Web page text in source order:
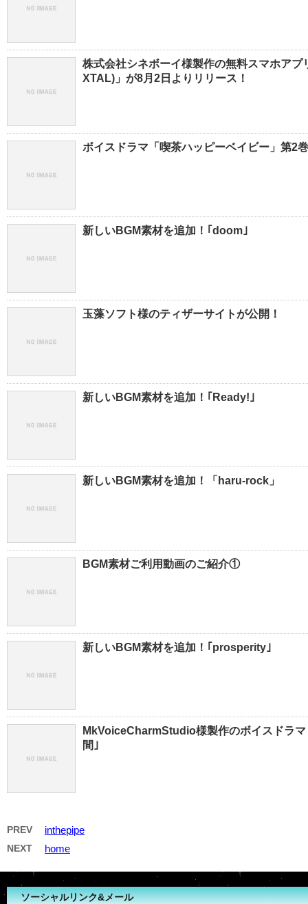
株式会社シネボーイ様製作の無料スマホア
XTAL)」が8月2日よりリリース！
ボイスドラマ「喫茶ハッピーベイビー」第2
新しいBGM素材を追加！｢doom｣
玉藻ソフト様のティザーサイトが公開！
新しいBGM素材を追加！｢Ready!｣
新しいBGM素材を追加！「haru-rock」
BGM素材ご利用動画のご紹介①
新しいBGM素材を追加！｢prosperity｣
MkVoiceCharmStudio様製作のボイスドラ
間｣
PREV inthepipe
NEXT home
ソーシャルリンク&メール